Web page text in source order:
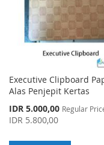
Executive Clipboard
Alas Penjepit Kertas
Special
Price
IDR 5.000,00 Regular
IDR 5.800,00